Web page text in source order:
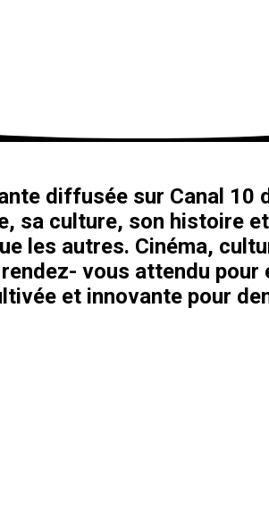
diffusée sur Canal 10
sa culture, son histoire
les autres. Cinéma,
vous attendu
et innovante pour